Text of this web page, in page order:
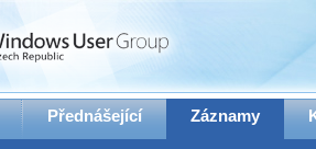
Přednášející Záznamy